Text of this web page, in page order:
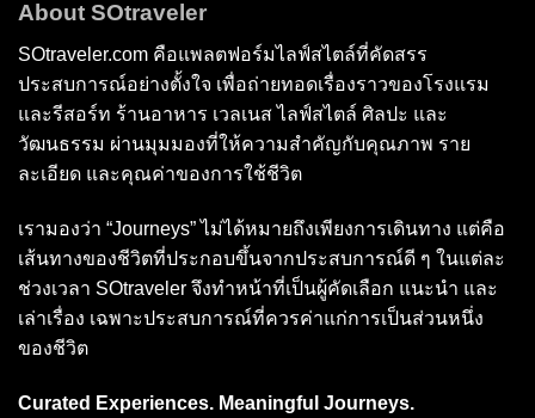
About SOtraveler
SOtraveler.com คือแพลตฟอร์มไลฟ์สไตล์ที่คัดสรร
ประสบการณ์อย่างตั้งใจ เพื่อถ่ายทอดเรื่องราวของโรงแรม
และรีสอร์ท ร้านอาหาร เวลเนส ไลฟ์สไตล์ ศิลปะ และ
วัฒนธรรม ผ่านมุมมองที่ให้ความสำคัญกับคุณภาพ ราย
ละเอียด และคุณค่าของการใช้ชีวิต
เรามองว่า “Journeys” ไม่ได้หมายถึงเพียงการเดินทาง แต่คือ
เส้นทางของชีวิตที่ประกอบขึ้นจากประสบการณ์ดี ๆ ในแต่ละ
ช่วงเวลา SOtraveler จึงทำหน้าที่เป็นผู้คัดเลือก แนะนำ และ
เล่าเรื่อง เฉพาะประสบการณ์ที่ควรค่าแก่การเป็นส่วนหนึ่ง
ของชีวิต
Curated Experiences. Meaningful Journeys.